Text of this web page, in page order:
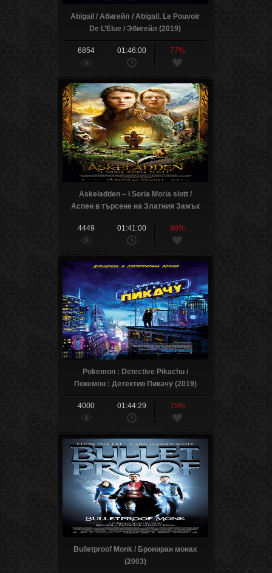
Abigail / Абигейл / Abigail, Le Pouvoir
De L’Elue / Эбигейл (2019)
6854 01:46:00 77%
Askeladden – I Soria Moria slott /
Аспен в търсене на Златния Замък
(2019) (Part 2)
4449
01:41:00 90%
Pokemon : Detective Pikachu /
Покемон : Детектив Пикачу (2019)
4000 01:44:29 75%
Bulletproof Monk / Брониран монах
(2003)